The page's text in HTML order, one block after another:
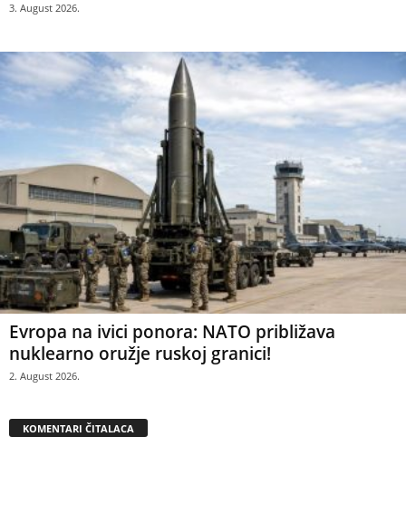
3. August 2026.
Evropa na ivici ponora: NATO približava
nuklearno oružje ruskoj granici!
2. August 2026.
KOMENTARI ČITALACA